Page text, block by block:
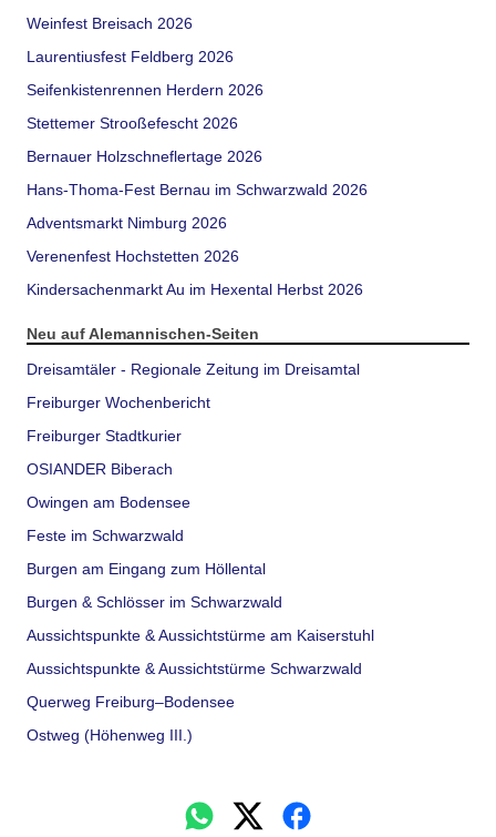
Weinfest Breisach 2026
Laurentiusfest Feldberg 2026
Seifenkistenrennen Herdern 2026
Stettemer Strooßefescht 2026
Bernauer Holzschneflertage 2026
Hans-Thoma-Fest Bernau im Schwarzwald 2026
Adventsmarkt Nimburg 2026
Verenenfest Hochstetten 2026
Kindersachenmarkt Au im Hexental Herbst 2026
Neu auf Alemannischen-Seiten
Dreisamtäler - Regionale Zeitung im Dreisamtal
Freiburger Wochenbericht
Freiburger Stadtkurier
OSIANDER Biberach
Owingen am Bodensee
Feste im Schwarzwald
Burgen am Eingang zum Höllental
Burgen & Schlösser im Schwarzwald
Aussichtspunkte & Aussichtstürme am Kaiserstuhl
Aussichtspunkte & Aussichtstürme Schwarzwald
Querweg Freiburg–Bodensee
Ostweg (Höhenweg III.)